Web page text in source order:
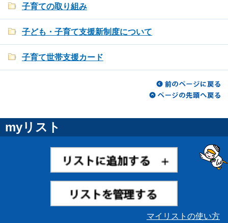
子育ての取り組み
子ども・子育て支援新制度について
子育て世帯支援カード
myリスト
マイリストの使い方